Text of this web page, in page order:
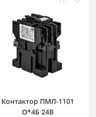
Контактор ПМЛ-1101
О*4Б 24В